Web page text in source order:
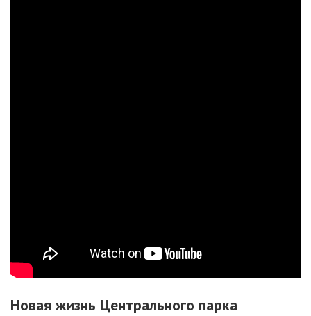
Новая жизнь Центрального парка